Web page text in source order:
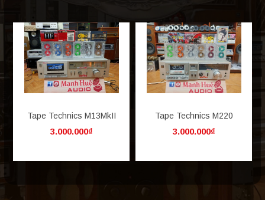
Tape Technics M13MkII
3.000.000₫
Tape Technics M220
3.000.000₫